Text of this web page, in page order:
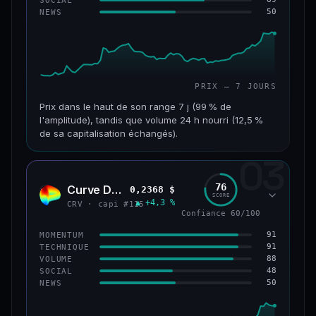
CONFIANCE 61/100
NEWS 50
PRIX — 7 JOURS
Prix dans le haut de son range 7 j (99 % de
l'amplitude), tandis que volume 24 h nourri (12,5 %
de sa capitalisation échangés).
CAP. MARCHÉ VOLUME 24 H
VAR. 7 J VAR. 30 J
+82,3 %
VS ATH
−69,6 % #65
CONFIANCE 66/100
03
CRV Curve DAO
CRV · capi #115
0,2368 $
▲ +4,3 %
76
SCORE
Confiance 60/100
MOMENTUM 91
TECHNIQUE 91
VOLUME 88
SOCIAL 48
NEWS 50